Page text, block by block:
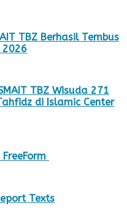
TBZ Berhasil Tembus
2026
TBZ Wisuda 271
di Islamic Center
Texts